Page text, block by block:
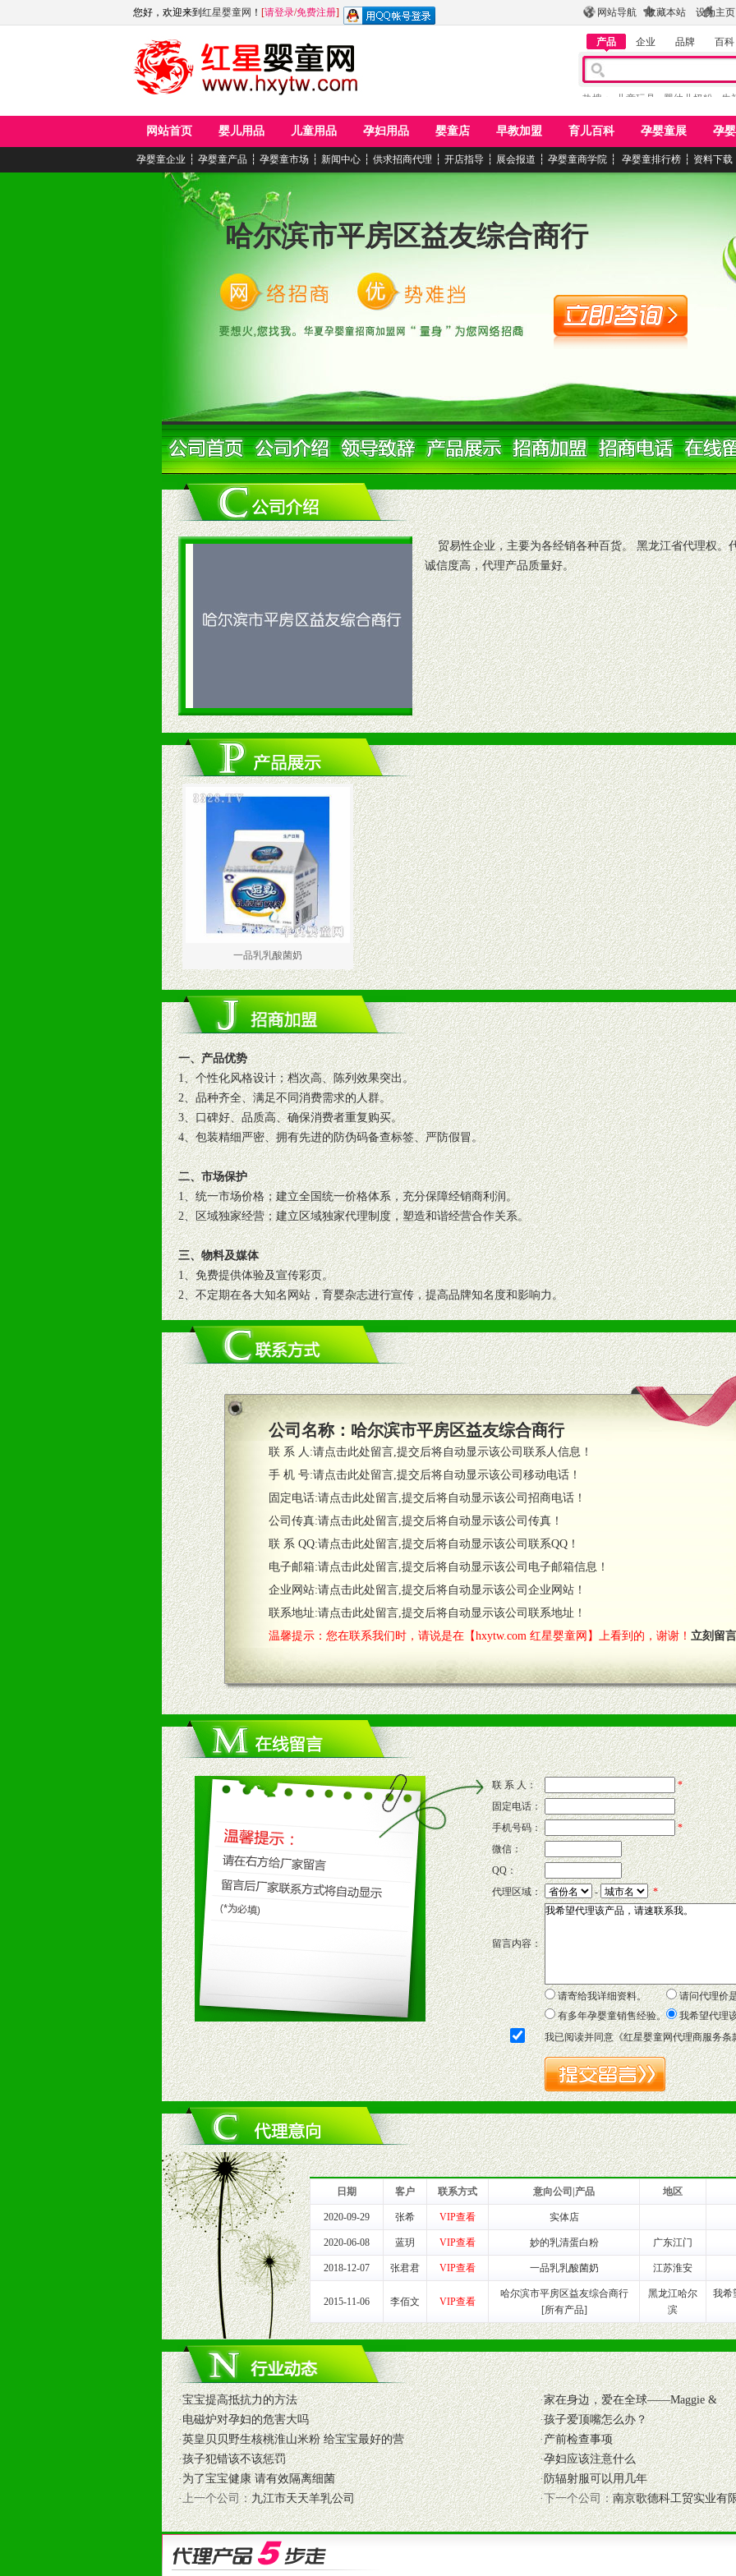
网站导航 收藏本站 设为主页
您好，欢迎来到 红星婴童网 ！ [请登录/免费注册]
产品 企业 品牌 百科
热搜： 儿童玩具 婴幼儿奶粉 牛
网站首页 婴儿用品 儿童用品 孕妇用品 婴童店 早教加盟 育儿百科 孕婴童展 孕
孕婴童企业 ┆ 孕婴童产品 ┆ 孕婴童市场 ┆ 新闻中心 ┆ 供求招商代理 ┆ 开店指导 ┆ 展会报道 ┆ 孕婴童商学院 ┆ 孕婴童排行榜 ┆ 资料下载
哈尔滨市平房区益友综合商行
贸易性企业，主要为各经销各种百货。 黑龙江省代理权。
诚信度高，代理产品质量好。
一品乳乳酸菌奶
一、产品优势
1、个性化风格设计；档次高、陈列效果突出。
2、品种齐全、满足不同消费需求的人群。
3、口碑好、品质高、确保消费者重复购买。
4、包装精细严密、拥有先进的防伪码备查标签、严防假冒。
二、市场保护
1、统一市场价格；建立全国统一价格体系，充分保障经销商利润。
2、区域独家经营；建立区域独家代理制度，塑造和谐经营合作关系。
三、物料及媒体
1、免费提供体验及宣传彩页。
2、不定期在各大知名网站，育婴杂志进行宣传，提高品牌知名度和影响力。
3、根据地方实际情况提供销售喷绘画、促销架等销售道具。
四、市场操作及支持
1、根据区域市场协助制定具体营销策略。
2、根据具体情况公司给予必要市场支持。
3、根据市场需要，派驻区域销售人员全程跟踪服务，以确保产品顺利销售。
4、根据市场情况公司给予专职或兼职的业务代表及终端导购支持。
五、退换货制度
1、给予前期市场操作一定比例退换货政策。
2、对于临期，滞销品给予一定比例调换政策。
六、服务优势
1、完善的信息服务咨询中心：本着对代理商负责的态度，我们将及时回复您的疑问。
2、售后服务：突发性产品问题或消费者意见反馈，我们予以及时受理记录并合理妥善解决。
3、我们时刻整理各区销售情况，帮您诊断、分析市场，及时收编销售效果显着的案例，与您共商启动市场。
七、招商代理（全国各地）
1、认同我们的经营理念。
2、具备较好商业信誉和资金实力。
3、具备区域内良好的终端网点和销售渠道。
4、具备一定业务团队能力覆盖区域的流通渠道，孕婴童渠道，医药渠道并为之提供配送服务。
5、具备较强的市场操作意识，投入意识和配合意识。
八、品牌产品
1、不断提升品牌的知名度，美誉度。
2、不断开创新产品不断满足消费者的新需求及适应市场变化。
九、加盟优势
1、广告企划支持：产品手册、POP宣传画、三折页及宣传礼品全面配赠，免费提供软硬性平面广告、电台广
场武器。
2、市场保护支持：供优质产品，全套合法经营手续，采取统一底价供货、严格保证区域市场独占，杜绝串货
3、对代理商、经销商提供公司资执证明复印件，财务以帐单，税务发票，产品质量报告检测单，产品批号；
4、营销技术支持：因地制宜，采取方案，专家顾问团提供专柜、社区、HS、名人营销等各种模式市场实战操
5、返利奖励支持：累计进货奖励，年终完成任务返利。
6、售后服务支持：营销全程跟踪服务，提供企划、咨询、培训等企业售后服务。
7、退换货支持：诚信为本的退换货保障制度，使经销商市场操作全程无忧。
十、代理条件
1、拥有婴幼儿产品经销网络，营养品或保健食品相关渠道者。
2、认同公司产品及经营理念，有良好的商业道德，良好的商誉，良好的市场网络的公司及销售自然人。
3、严格按照统一最低渠道价格，统一最低零售价销售，保证良性的价格体系，保证均衡的利润体系。
4、具有一定的资金实力，良好的商业信誉，具备地理区位优势。
5、为维护区域经销商利益，不得窜货。
十一、公司支持
1、免费人员培训支持
由销售明星、业务拓展能手、专业营养师、儿童营养专家为客户提供包括销售、营养、售后服务等各项专业培
2、终端宣传品支持
提供全国统一的产品手册、妈妈手册、VI手册、专柜、POP终端宣传物料、多样化的促销物品、礼品等。
3、大型促销活动支持
根据市场开发需要，为代理商、经销商提供活动策划，物料支持、人员支持等。媒体宣传支持
专业的孕婴童媒体、杂志、直销目录等全国性投放，扩大产品体宣传支持
专业的孕婴童媒体、杂志、直销目录等全国性投放，扩大产品宣传，提高产品美誉度。
4、专业完善的售后服务支持
5、确保经销商相应区域内的独家垄断性经营权益。
6、实施经营管理支持，根据经销商销售情况派人员驻地指导。
7、严格控制价格的波动，并给予相应的政策，充分保证经销产品丰厚的利润空间和市场经营的高额回报。
8、提供合理的退换货保障制度，保证经销商合作零风险。
9、及时有力的推出各种终端促销活动来帮助经销商启动和拉动市场销售，提供终端物料及宣传促销用品的支
拉宝、海报、试用装等）
10、提供信息支持，使经销商商融入公司经营中，充分了解来自公司的行销计划，产品的发展，以及行业市场
11、提供方便、快捷、灵活、安全、高效和准确的后勤配送物。
12、不断寻求国际前缘产品，完善母婴、儿童产品品类，为中国妈妈、宝宝提供完善的营养健康产品和宣传
公司名称： 哈尔滨市平房区益友综合商行
联 系 人:请点击此处留言,提交后将自动显示该公司联系人信息！
手 机 号:请点击此处留言,提交后将自动显示该公司移动电话！
固定电话:请点击此处留言,提交后将自动显示该公司招商电话！
公司传真:请点击此处留言,提交后将自动显示该公司传真！
联 系 QQ:请点击此处留言,提交后将自动显示该公司联系QQ！
电子邮箱:请点击此处留言,提交后将自动显示该公司电子邮箱信息！
企业网站:请点击此处留言,提交后将自动显示该公司企业网站！
联系地址:请点击此处留言,提交后将自动显示该公司联系地址！
温馨提示：您在联系我们时，请说是在【hxytw.com 红星婴童网】上看到的，谢谢！ 立刻留言
联 系 人：
*
固定电话：
手机号码：
*
微信：
QQ：
代理区域：
- *
留言内容：
请寄给我详细资料。
请问代理价
有多年孕婴童销售经验。
我希望代理
我已阅读并同意《红星婴童网代理商服务条
日期 客户 联系方式 意向公司|产品 地区
2020-09-29 张希 VIP查看 实体店
2020-06-08 蓝玥 VIP查看 妙的乳清蛋白粉 广东江门
2018-12-07 张君君 VIP查看 一品乳乳酸菌奶 江苏淮安
2015-11-06 李佰文 VIP查看
哈尔滨市平房区益友综合商行
[所有产品]
黑龙江哈尔
滨
我希
·宝宝提高抵抗力的方法 ·家在身边，爱在全球——Maggie &
·电磁炉对孕妇的危害大吗 ·孩子爱顶嘴怎么办？
·英皇贝贝野生核桃淮山米粉 给宝宝最好的营 ·产前检查事项
·孩子犯错该不该惩罚 ·孕妇应该注意什么
·为了宝宝健康 请有效隔离细菌 ·防辐射服可以用几年
·上一个公司：九江市天天羊乳公司 ·下一个公司：南京歌德科工贸实业有